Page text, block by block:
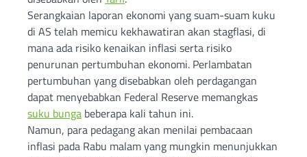
Serangkaian laporan ekonomi yang suam-suam kuku
di AS telah memicu kekhawatiran akan stagflasi, di
mana ada risiko kenaikan inflasi serta risiko
penurunan pertumbuhan ekonomi. Perlambatan
pertumbuhan yang disebabkan oleh perdagangan
dapat menyebabkan Federal Reserve memangkas
suku bunga beberapa kali tahun ini.
Namun, para pedagang akan menilai pembacaan
inflasi pada Rabu malam yang mungkin menunjukkan